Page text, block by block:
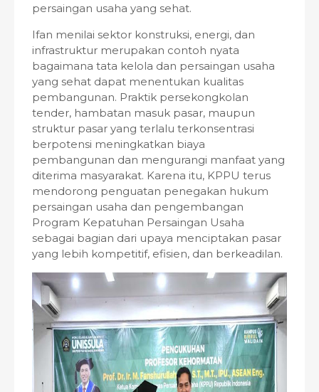
persaingan usaha yang sehat.
Ifan menilai sektor konstruksi, energi, dan
infrastruktur merupakan contoh nyata
bagaimana tata kelola dan persaingan usaha
yang sehat dapat menentukan kualitas
pembangunan. Praktik persekongkolan
tender, hambatan masuk pasar, maupun
struktur pasar yang terlalu terkonsentrasi
berpotensi meningkatkan biaya
pembangunan dan mengurangi manfaat yang
diterima masyarakat. Karena itu, KPPU terus
mendorong penguatan penegakan hukum
persaingan usaha dan pengembangan
Program Kepatuhan Persaingan Usaha
sebagai bagian dari upaya menciptakan pasar
yang lebih kompetitif, efisien, dan berkeadilan.